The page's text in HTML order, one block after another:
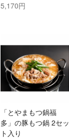
5,170円
「とやまもつ鍋福
多」の豚もつ鍋 2セッ
ト入り